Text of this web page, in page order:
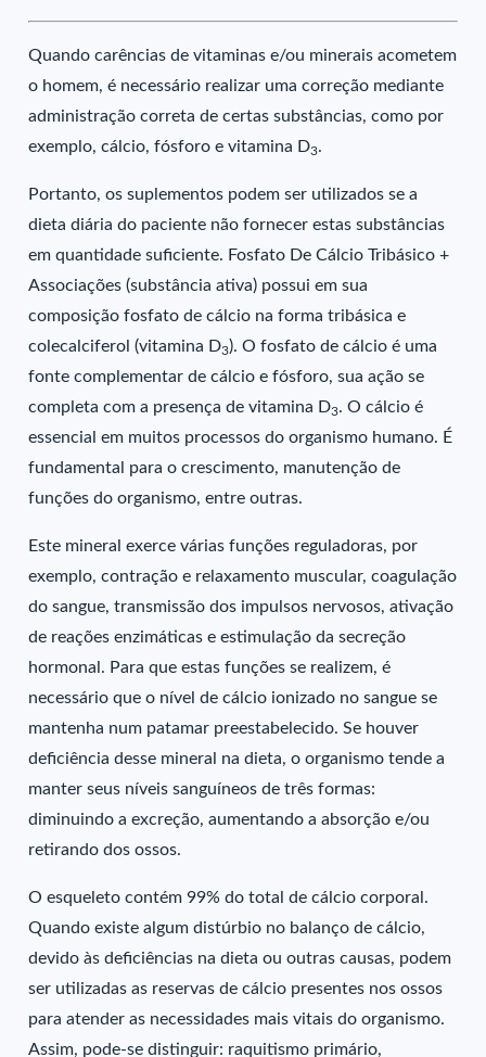
Quando carências de vitaminas e/ou minerais acometem
o homem, é necessário realizar uma correção mediante
administração correta de certas substâncias, como por
exemplo, cálcio, fósforo e vitamina D3.
Portanto, os suplementos podem ser utilizados se a
dieta diária do paciente não fornecer estas substâncias
em quantidade suficiente. Fosfato De Cálcio Tribásico +
Associações (substância ativa) possui em sua
composição fosfato de cálcio na forma tribásica e
colecalciferol (vitamina D3). O fosfato de cálcio é uma
fonte complementar de cálcio e fósforo, sua ação se
completa com a presença de vitamina D3. O cálcio é
essencial em muitos processos do organismo humano. É
fundamental para o crescimento, manutenção de
funções do organismo, entre outras.
Este mineral exerce várias funções reguladoras, por
exemplo, contração e relaxamento muscular, coagulação
do sangue, transmissão dos impulsos nervosos, ativação
de reações enzimáticas e estimulação da secreção
hormonal. Para que estas funções se realizem, é
necessário que o nível de cálcio ionizado no sangue se
mantenha num patamar preestabelecido. Se houver
deficiência desse mineral na dieta, o organismo tende a
manter seus níveis sanguíneos de três formas:
diminuindo a excreção, aumentando a absorção e/ou
retirando dos ossos.
O esqueleto contém 99% do total de cálcio corporal.
Quando existe algum distúrbio no balanço de cálcio,
devido às deficiências na dieta ou outras causas, podem
ser utilizadas as reservas de cálcio presentes nos ossos
para atender as necessidades mais vitais do organismo.
Assim, pode-se distinguir: raquitismo primário,